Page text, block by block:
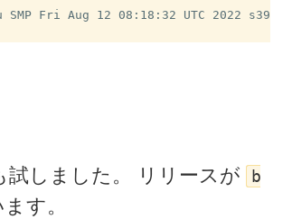
試しました。 リリースが
b
す。